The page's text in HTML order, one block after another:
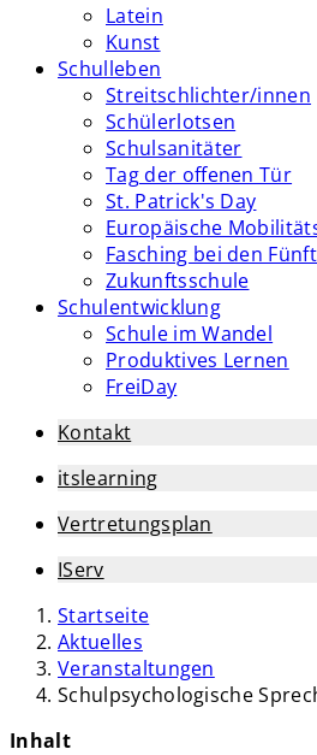
Latein
Kunst
Schulleben
Streitschlichter/innen
Schülerlotsen
Schulsanitäter
Tag der offenen Tür
St. Patrick's Day
Europäische
Fasching bei den
Zukunftsschule
Schulentwicklung
Schule im Wandel
Produktives Lernen
FreiDay
Kontakt
itslearning
Vertretungsplan
IServ
Startseite
Aktuelles
Veranstaltungen
Schulpsychologische
Inhalt